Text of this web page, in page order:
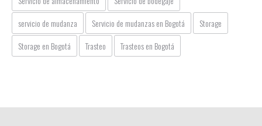
servicio de mudanza
Servicio de mudanzas en Bogotá
Storage
Storage en Bogotá
Trasteo Trasteos en Bogotá